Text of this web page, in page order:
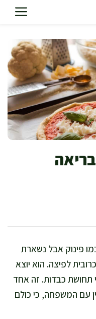
פינוק אבל נשארת
לפיצה. הוא יוצא
תחושת כבדות. זה אחד
עם המשפחה, כי כולם